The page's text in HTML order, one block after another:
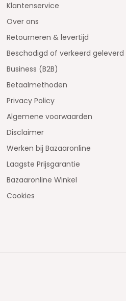
Klantenservice
Over ons
Retourneren & levertijd
Beschadigd of verkeerd geleverd
Business (B2B)
Betaalmethoden
Privacy Policy
Algemene voorwaarden
Disclaimer
Werken bij Bazaaronline
Laagste Prijsgarantie
Bazaaronline Winkel
Cookies